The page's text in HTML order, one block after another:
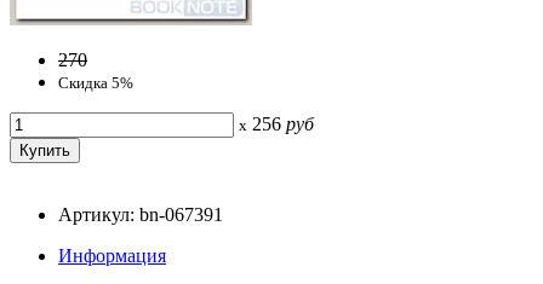
270
Скидка 5%
x 256 руб
Артикул: bn-067391
Информация